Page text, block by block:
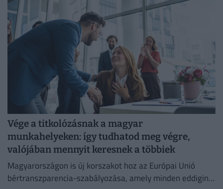
Vége a titkolózásnak a magyar
munkahelyeken: így tudhatod meg végre,
valójában mennyit keresnek a többiek
Magyarországon is új korszakot hoz az Európai Unió
bértranszparencia-szabályozása, amely minden eddiginél